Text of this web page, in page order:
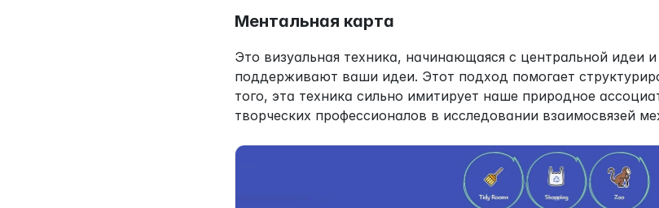
Ментальная карта
Это визуальная техника, начинающаяся с центральной
поддерживают ваши идеи. Этот подход помогает
того, эта техника сильно имитирует наше природное
творческих профессионалов в исследовании взаимосвязей